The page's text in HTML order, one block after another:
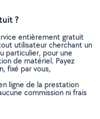
?
entièrement gratuit
utilisateur cherchant un
particulier, pour une
de matériel. Payez
fixé par vous,
ligne de la prestation
commission ni frais